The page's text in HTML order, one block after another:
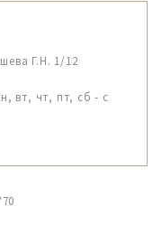
Г.Н. 1/12
вт, чт, пт, сб - с